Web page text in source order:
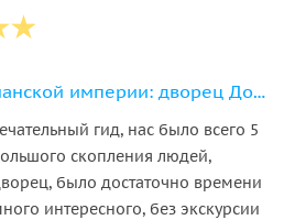
Последний блеск Османской империи: дворец Долмабахче
гид, нас было всего 5
скопления людей,
было достаточно времени
интересного, без экскурсии